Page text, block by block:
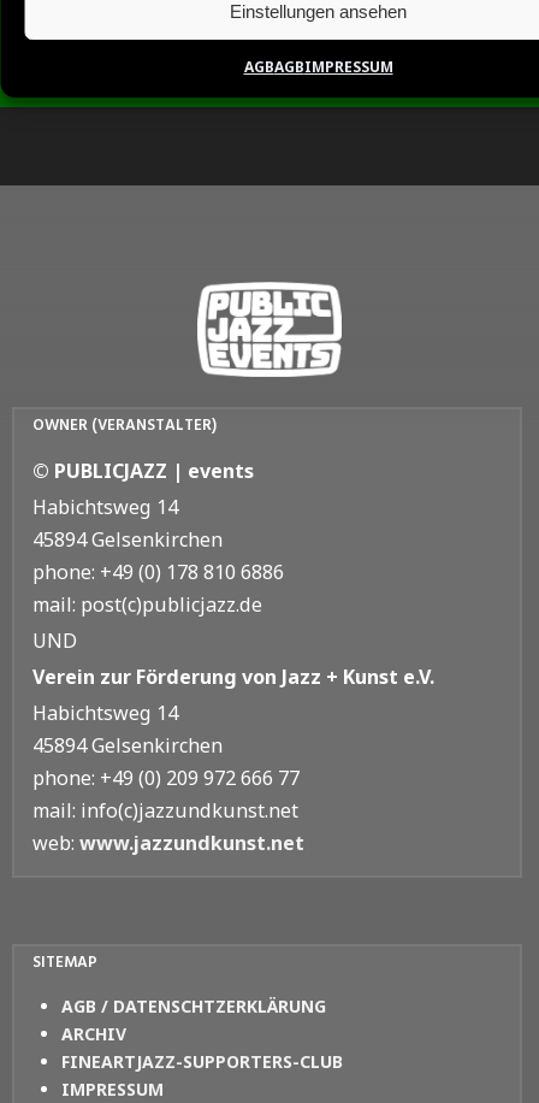
Einstellungen ansehen
AGBAGBIMPRESSUM
OWNER (VERANSTALTER)
© PUBLICJAZZ | events
Habichtsweg 14
45894 Gelsenkirchen
phone: +49 (0) 178 810 6886
mail: post(c)publicjazz.de
UND
Verein zur Förderung von Jazz + Kunst e.V.
Habichtsweg 14
45894 Gelsenkirchen
phone: +49 (0) 209 972 666 77
mail: info(c)jazzundkunst.net
web: www.jazzundkunst.net
SITEMAP
AGB / DATENSCHTZERKLÄRUNG
ARCHIV
FINEARTJAZZ-SUPPORTERS-CLUB
IMPRESSUM